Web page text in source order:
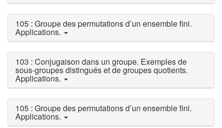
105 : Groupe des permutations d’un ensemble fini.
Applications.
103 : Conjugaison dans un groupe. Exemples de
sous-groupes distingués et de groupes quotients.
Applications.
105 : Groupe des permutations d’un ensemble fini.
Applications.